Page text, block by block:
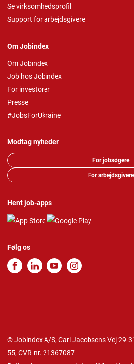
Se virksomhedsprofil
Support for arbejdsgivere
Om Jobindex
Om Jobindex
Job hos Jobindex
For investorer
Presse
#JobsForUkraine
Modtag nyheder
For jobsøgere
For arbejdsgivere
Hent job-apps
Følg os
© Jobindex A/S, Carl Jacobsens Vej 29-
55, CVR-nr. 21367087